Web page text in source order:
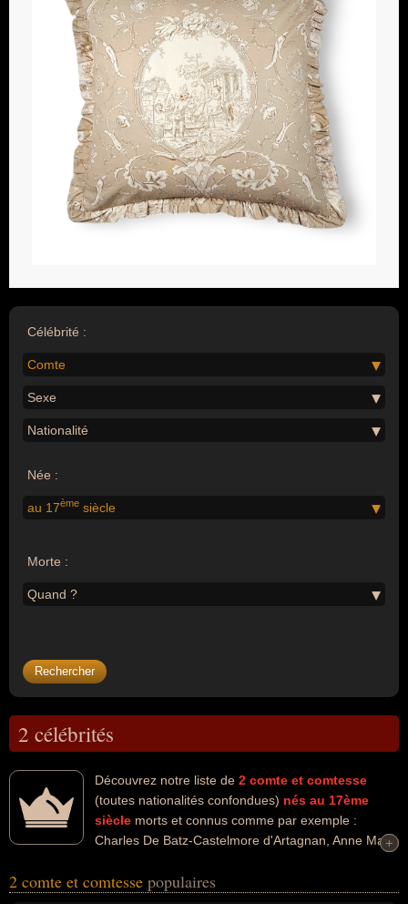
Célébrité :
Comte
Sexe
Nationalité
Née :
au 17ème siècle
Morte :
Quand ?
2 célébrités
Découvrez notre liste de 2 comte et comtesse
(toutes nationalités confondues) nés au 17ème
siècle morts et connus comme par exemple :
Charles De Batz-Castelmore d'Artagnan, Anne Marie
avoir des liens variés dans les domaines de la guerre ou de
+
+
2 comte et comtesse populaires